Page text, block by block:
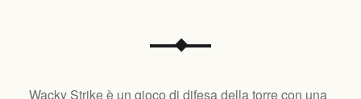
Wacky Strike è un gioco di difesa della torre con una